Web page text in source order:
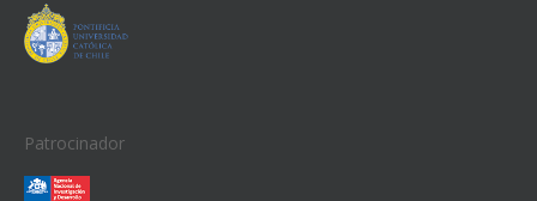
Patrocinador